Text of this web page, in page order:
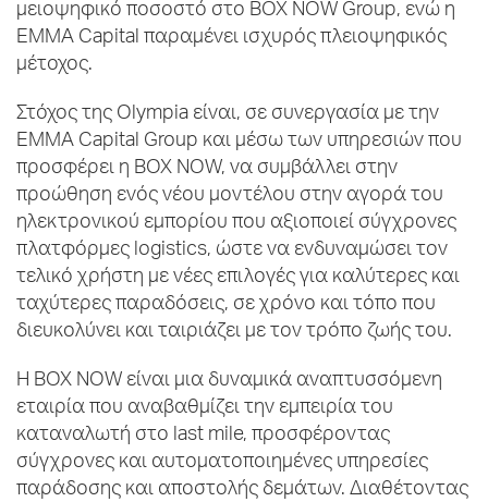
μειοψηφικό ποσοστό στο BOX NOW Group, ενώ η
EMMA Capital παραμένει ισχυρός πλειοψηφικός
μέτοχος.
Στόχος της Olympia είναι, σε συνεργασία με την
EMMA Capital Group και μέσω των υπηρεσιών που
προσφέρει η BOX NOW, να συμβάλλει στην
προώθηση ενός νέου μοντέλου στην αγορά του
ηλεκτρονικού εμπορίου που αξιοποιεί σύγχρονες
πλατφόρμες logistics, ώστε να ενδυναμώσει τον
τελικό χρήστη με νέες επιλογές για καλύτερες και
ταχύτερες παραδόσεις, σε χρόνο και τόπο που
διευκολύνει και ταιριάζει με τον τρόπο ζωής του.
Η BOX NOW είναι μια δυναμικά αναπτυσσόμενη
εταιρία που αναβαθμίζει την εμπειρία του
καταναλωτή στο last mile, προσφέροντας
σύγχρονες και αυτοματοποιημένες υπηρεσίες
παράδοσης και αποστολής δεμάτων. Διαθέτοντας